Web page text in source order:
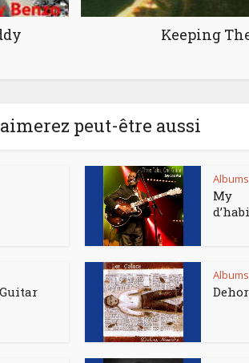
Keeping
peut-être aussi
Albums
My
Albums